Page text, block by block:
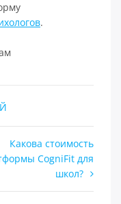
.
Какова стоимость
CogniFit для
школ?